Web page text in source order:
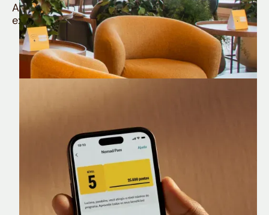
Aproveite todos os benefícios e vantagens
exclusivas da sua Conta Internacional
Nomad Lounge
Sala VIP no Aeroporto de Guarulhos